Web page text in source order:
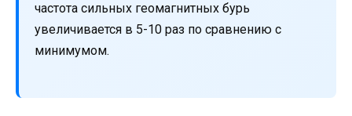
частота сильных геомагнитных бурь
увеличивается в 5-10 раз по сравнению с
минимумом.